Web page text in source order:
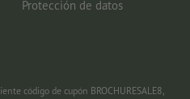
Protección de datos
código de cupón BROCHURESALE8,